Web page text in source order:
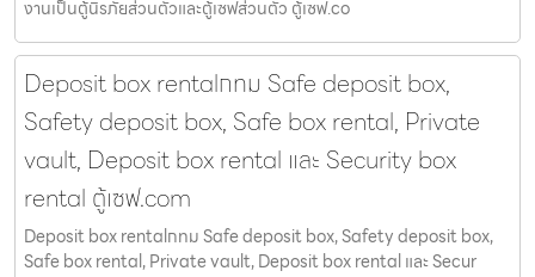
งานเป็นตู้นิรภัยส่วนตัวและตู้เซฟส่วนตัว ตู้เซฟ.co
Deposit box rentalกทม Safe deposit box,
Safety deposit box, Safe box rental, Private
vault, Deposit box rental และ Security box
rental ตู้เซฟ.com
Deposit box rentalกทม Safe deposit box, Safety deposit box,
Safe box rental, Private vault, Deposit box rental และ Secur